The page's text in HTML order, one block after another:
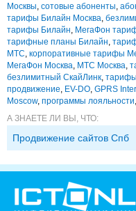
Москвы сотовые абоненты
тарифы Билайн Москва
тарифы Билайн МегаФон
тарифные планы Билайн
МТС корпоративные тарифы
МегаФон Москва МТС Москва
безлимитный СкайЛинк
продвижение EV-DO GPRS
Moscow, программы лояльности
А ЗНАЕТЕ ЛИ ВЫ, ЧТО:
Продвижение сайтов Спб